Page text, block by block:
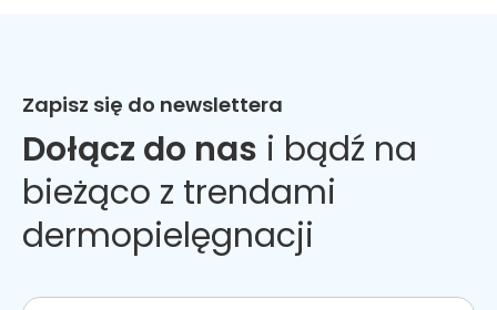
Zapisz się do newslettera
Dołącz do nas i bądź na
bieżąco z trendami
dermopielęgnacji